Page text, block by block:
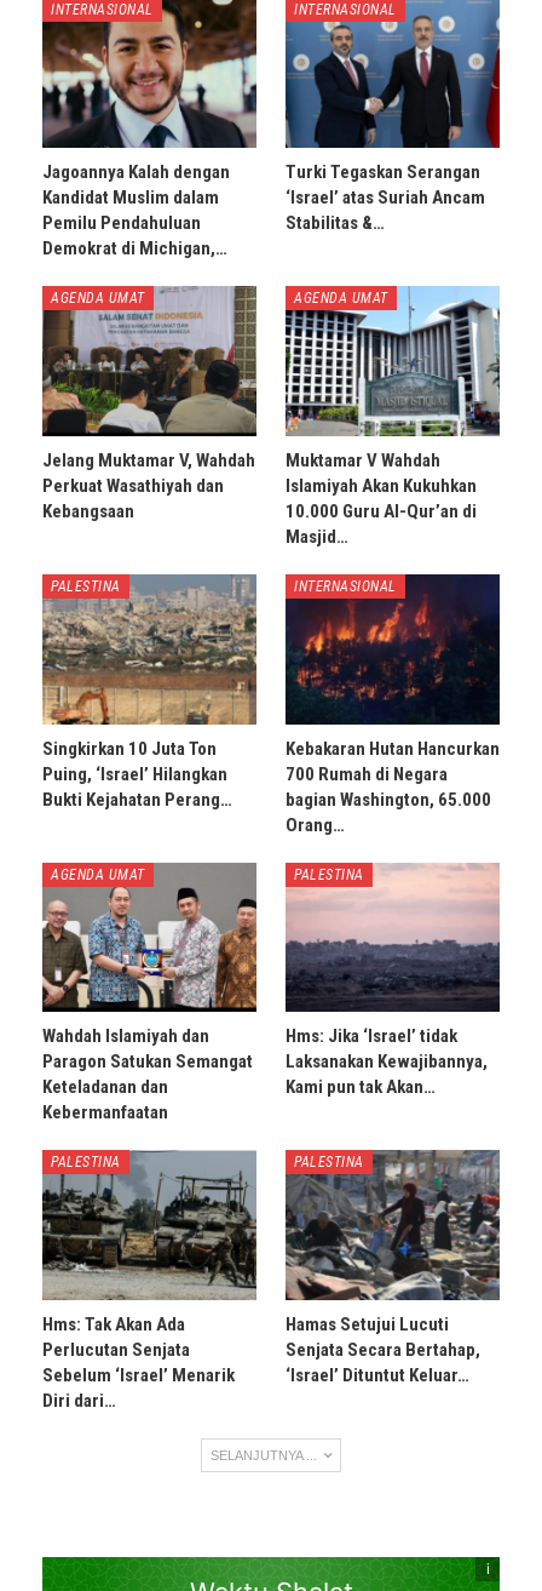
INTERNASIONAL
Jagoannya Kalah dengan
Kandidat Muslim dalam
Pemilu Pendahuluan
Demokrat di Michigan,…
INTERNASIONAL
Turki Tegaskan Serangan
‘Israel’ atas Suriah Ancam
Stabilitas &…
AGENDA UMAT
Jelang Muktamar V, Wahdah
Perkuat Wasathiyah dan
Kebangsaan
AGENDA UMAT
Muktamar V Wahdah
Islamiyah Akan Kukuhkan
10.000 Guru Al-Qur’an di
Masjid…
PALESTINA
Singkirkan 10 Juta Ton
Puing, ‘Israel’ Hilangkan
Bukti Kejahatan Perang…
INTERNASIONAL
Kebakaran Hutan Hancurkan
700 Rumah di Negara
bagian Washington, 65.000
Orang…
AGENDA UMAT
Wahdah Islamiyah dan
Paragon Satukan Semangat
Keteladanan dan
Kebermanfaatan
PALESTINA
Hms: Jika ‘Israel’ tidak
Laksanakan Kewajibannya,
Kami pun tak Akan…
PALESTINA
Hms: Tak Akan Ada
Perlucutan Senjata
Sebelum ‘Israel’ Menarik
Diri dari…
PALESTINA
Hamas Setujui Lucuti
Senjata Secara Bertahap,
‘Israel’ Dituntut Keluar…
SELANJUTNYA ...